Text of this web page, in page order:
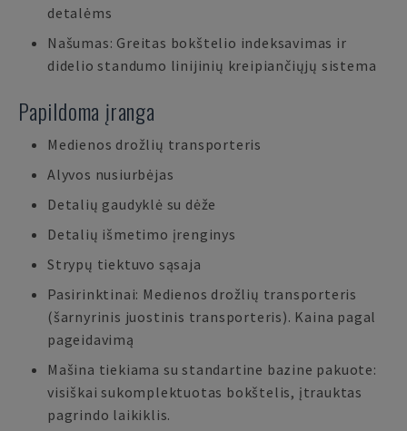
detalėms
Našumas: Greitas bokštelio indeksavimas ir
didelio standumo linijinių kreipiančiųjų sistema
Papildoma įranga
Medienos drožlių transporteris
Alyvos nusiurbėjas
Detalių gaudyklė su dėže
Detalių išmetimo įrenginys
Strypų tiektuvo sąsaja
Pasirinktinai: Medienos drožlių transporteris
(šarnyrinis juostinis transporteris). Kaina pagal
pageidavimą
Mašina tiekiama su standartine bazine pakuote:
visiškai sukomplektuotas bokštelis, įtrauktas
pagrindo laikiklis.